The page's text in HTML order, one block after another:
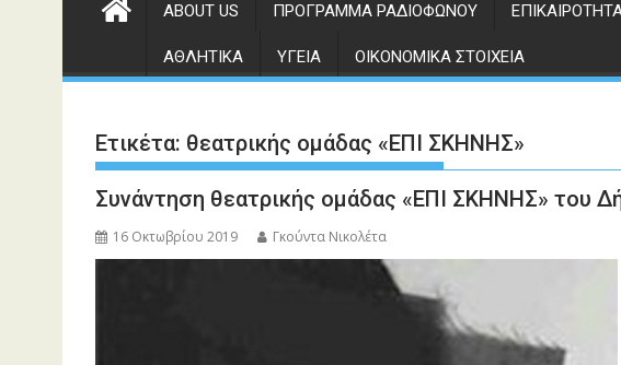
ABOUT US ΠΡΌΓΡΑΜΜΑ ΡΑΔΙΟΦΏΝΟΥ
ΑΘΛΗΤΙΚΆ ΥΓΕΊΑ ΟΙΚΟΝΟΜΙΚΆ ΣΤΟΙΧΕΊΑ
Ετικέτα: θεατρικής ομάδας «ΕΠΙ ΣΚΗΝΗΣ»
Συνάντηση θεατρικής ομάδας «ΕΠΙ ΣΚΗΝΗΣ» του
16 Οκτωβρίου 2019 Γκούντα Νικολέτα